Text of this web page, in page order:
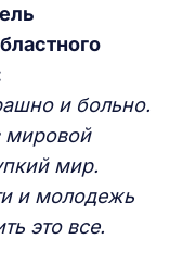
и больно.
мировой
мир.
и молодежь
это все.